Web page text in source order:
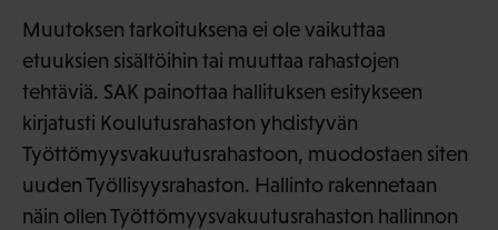
Muutoksen tarkoituksena ei ole vaikuttaa
etuuksien sisältöihin tai muuttaa rahastojen
tehtäviä. SAK painottaa hallituksen esitykseen
kirjatusti Koulutusrahaston yhdistyvän
Työttömyysvakuutusrahastoon, muodostaen siten
uuden Työllisyysrahaston. Hallinto rakennetaan
näin ollen Työttömyysvakuutusrahaston hallinnon